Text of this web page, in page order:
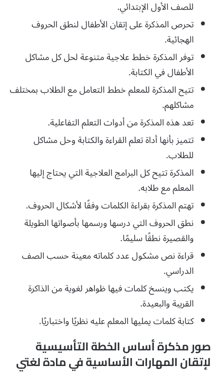
للصف الأول الإبتدائي.
تحرص المذكرة على إتقان الأطفال لنطق الحروف
الهجائية.
توفر المذكرة خطط علاجية متنوعة لحل كل مشاكل
الأطفال في الكتابة.
تتيح المذكرة للمعلم خطط التعامل مع الطلاب بمختلف
مشاكلهم.
تعد هذه المذكرة من أدوات التعلم التفاعلية.
تتميز بأنها أداة تعلم القراءة والكتابة وحل مشاكل
للطلاب.
المذكرة تتيح كل البرامج العلاجية التي يحتاج إليها
المعلم مع طلابه.
تهتم المذكرة بقراءة الكلمات وفقًا لأشكال الحروف.
نطق الحروف التي درسها ورسمها بأصواتها الطويلة
والقصيرة نطقًا سليمًا.
قراءة نص مشكول عدد كلماته معينة حسب الصف
الدراسي.
يكتب وينسخ كلمات فيها ظواهر لغوية من الذاكرة
القريبة والبعيدة.
كتابة كلمات يمليها المعلم عليه نظريًا واختباريًا.
صور مذكرة أساس الخطة التأسيسية
لإتقان المهارات الأساسية في مادة لغتي